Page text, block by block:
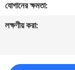
যোগানের ক্ষমতা:
লক্ষণীয় করা: